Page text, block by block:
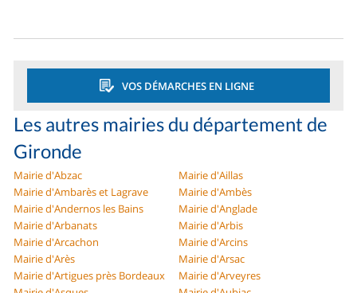
VOS DÉMARCHES EN LIGNE
Les autres mairies du département de
Gironde
Mairie d'Abzac
Mairie d'Aillas
Mairie d'Ambarès et Lagrave
Mairie d'Ambès
Mairie d'Andernos les Bains
Mairie d'Anglade
Mairie d'Arbanats
Mairie d'Arbis
Mairie d'Arcachon
Mairie d'Arcins
Mairie d'Arès
Mairie d'Arsac
Mairie d'Artigues près Bordeaux
Mairie d'Arveyres